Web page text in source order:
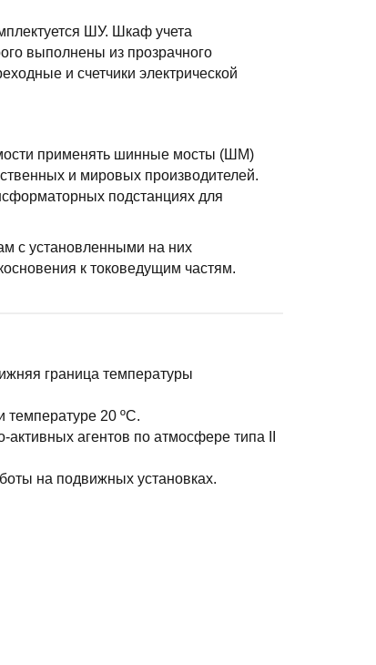
ШУ. Шкаф учета
выполнены из прозрачного
и счетчики электрической
применять шинные мосты (ШМ)
и мировых производителей.
подстанциях для
с установленными на них
к токоведущим частям.
граница температуры
температуре 20 ºС.
агентов по атмосфере типа II
на подвижных установках.